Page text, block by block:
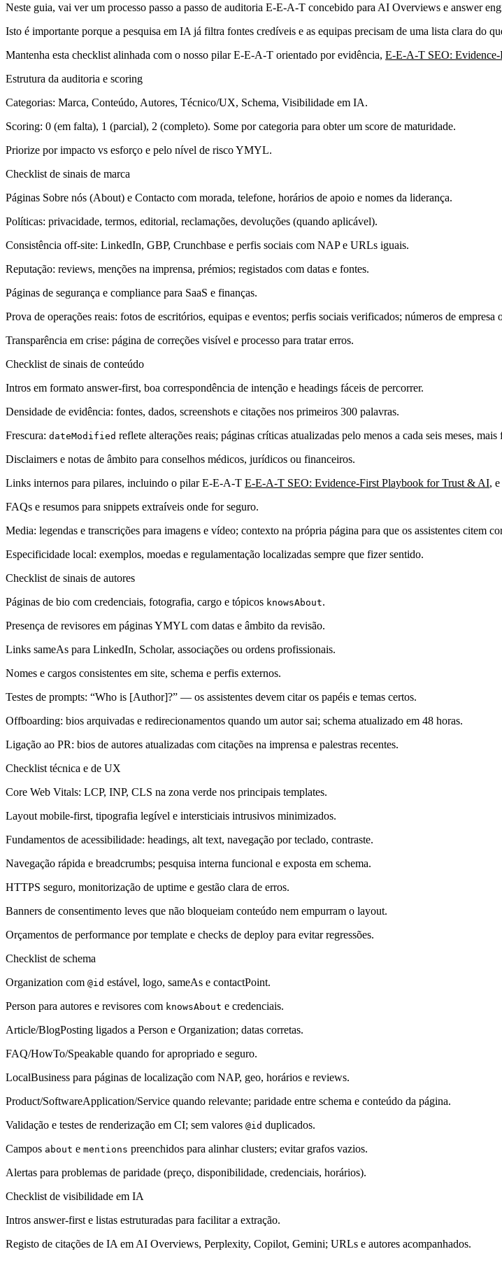
Neste guia, vai ver um processo passo a passo de auditoria E-E-A-T concebido para AI Overviews e answer
Isto é importante porque a pesquisa em IA já filtra fontes credíveis e as equipas precisam de uma lista clara do
Mantenha esta checklist alinhada com o nosso pilar E-E-A-T orientado por evidência, E-E-A-T SEO:
Estrutura da auditoria e scoring
Categorias: Marca, Conteúdo, Autores, Técnico/UX, Schema, Visibilidade em IA.
Scoring: 0 (em falta), 1 (parcial), 2 (completo). Some por categoria para obter um score de maturidade.
Priorize por impacto vs esforço e pelo nível de risco YMYL.
Checklist de sinais de marca
Páginas Sobre nós (About) e Contacto com morada, telefone, horários de apoio e nomes da liderança.
Políticas: privacidade, termos, editorial, reclamações, devoluções (quando aplicável).
Consistência off-site: LinkedIn, GBP, Crunchbase e perfis sociais com NAP e URLs iguais.
Reputação: reviews, menções na imprensa, prémios; registados com datas e fontes.
Páginas de segurança e compliance para SaaS e finanças.
Prova de operações reais: fotos de escritórios, equipas e eventos; perfis sociais verificados; números de
Transparência em crise: página de correções visível e processo para tratar erros.
Checklist de sinais de conteúdo
Intros em formato answer-first, boa correspondência de intenção e headings fáceis de percorrer.
Densidade de evidência: fontes, dados, screenshots e citações nos primeiros 300 palavras.
Frescura: dateModified reflete alterações reais; páginas críticas atualizadas pelo menos a cada seis meses,
Disclaimers e notas de âmbito para conselhos médicos, jurídicos ou financeiros.
Links internos para pilares, incluindo o pilar E-E-A-T E-E-A-T SEO: Evidence-First Playbook for Trust & AI,
FAQs e resumos para snippets extraíveis onde for seguro.
Media: legendas e transcrições para imagens e vídeo; contexto na própria página para que os assistentes citem
Especificidade local: exemplos, moedas e regulamentação localizadas sempre que fizer sentido.
Checklist de sinais de autores
Páginas de bio com credenciais, fotografia, cargo e tópicos knowsAbout.
Presença de revisores em páginas YMYL com datas e âmbito da revisão.
Links sameAs para LinkedIn, Scholar, associações ou ordens profissionais.
Nomes e cargos consistentes em site, schema e perfis externos.
Testes de prompts: “Who is [Author]?” — os assistentes devem citar os papéis e temas certos.
Offboarding: bios arquivadas e redirecionamentos quando um autor sai; schema atualizado em 48 horas.
Ligação ao PR: bios de autores atualizadas com citações na imprensa e palestras recentes.
Checklist técnica e de UX
Core Web Vitals: LCP, INP, CLS na zona verde nos principais templates.
Layout mobile-first, tipografia legível e intersticiais intrusivos minimizados.
Fundamentos de acessibilidade: headings, alt text, navegação por teclado, contraste.
Navegação rápida e breadcrumbs; pesquisa interna funcional e exposta em schema.
HTTPS seguro, monitorização de uptime e gestão clara de erros.
Banners de consentimento leves que não bloqueiam conteúdo nem empurram o layout.
Orçamentos de performance por template e checks de deploy para evitar regressões.
Checklist de schema
Organization com @id estável, logo, sameAs e contactPoint.
Person para autores e revisores com knowsAbout e credenciais.
Article/BlogPosting ligados a Person e Organization; datas corretas.
FAQ/HowTo/Speakable quando for apropriado e seguro.
LocalBusiness para páginas de localização com NAP, geo, horários e reviews.
Product/SoftwareApplication/Service quando relevante; paridade entre schema e conteúdo da página.
Validação e testes de renderização em CI; sem valores @id duplicados.
Campos about e mentions preenchidos para alinhar clusters; evitar grafos vazios.
Alertas para problemas de paridade (preço, disponibilidade, credenciais, horários).
Checklist de visibilidade em IA
Intros answer-first e listas estruturadas para facilitar a extração.
Registo de citações de IA em AI Overviews, Perplexity, Copilot, Gemini; URLs e autores acompanhados.